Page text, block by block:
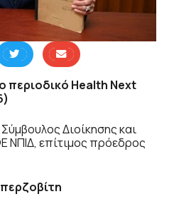
περιοδικό Health Next
Σύμβουλος Διοίκησης και
ΝΠΙΔ, επίτιμος πρόεδρος